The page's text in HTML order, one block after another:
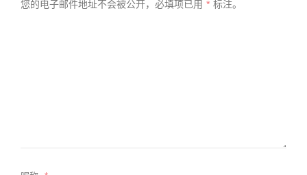
您的电子邮件地址不会被公开， 必填项已用 * 标注。